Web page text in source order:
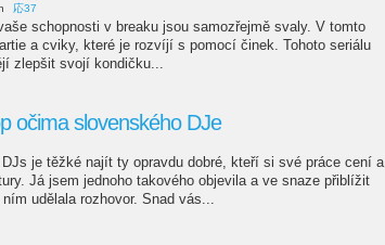
応37
schopnosti v breaku jsou samozřejmě svaly. V tomto
a cviky, které je rozvíjí s pomocí činek. Tohoto seriálu
zlepšit svojí kondičku...
očima slovenského DJe
je těžké najít ty opravdu dobré, kteří si své práce cení a
Já jsem jednoho takového objevila a ve snaze přiblížit
udělala rozhovor. Snad vás...